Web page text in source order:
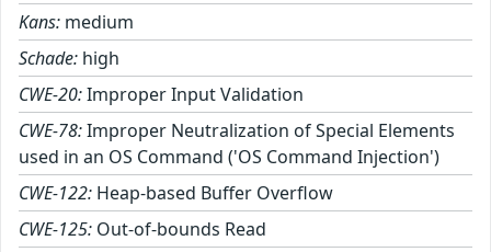
Kans: medium
Schade: high
CWE-20:Improper Input Validation
CWE-78:Improper Neutralization of Special Elements
used in an OS Command ('OS Command Injection')
CWE-122: Heap-based Buffer Overflow
CWE-125: Out-of-bounds Read